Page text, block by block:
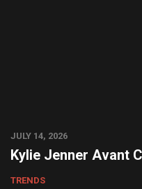
JULY 14, 2026
Kylie Jenner Avant
TRENDS